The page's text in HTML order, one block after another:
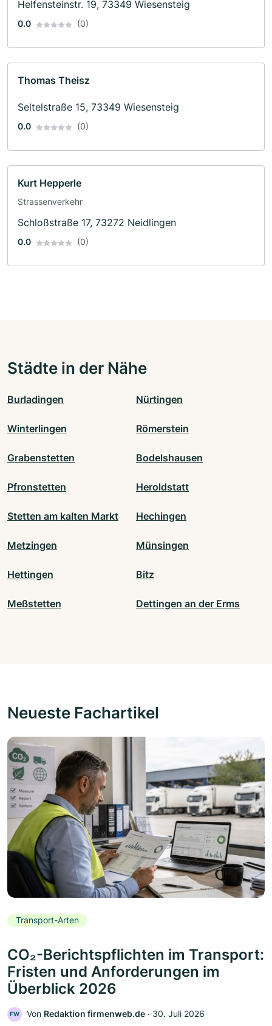
Helfensteinstr. 19, 73349 Wiesensteig
0.0 (0)
Thomas Theisz
Seltelstraße 15, 73349 Wiesensteig
0.0 (0)
Kurt Hepperle
Strassenverkehr
Schloßstraße 17, 73272 Neidlingen
0.0 (0)
Städte in der Nähe
Burladingen Nürtingen
Winterlingen Römerstein
Grabenstetten Bodelshausen
Pfronstetten Heroldstatt
Stetten am kalten Markt Hechingen
Metzingen Münsingen
Hettingen Bitz
Meßstetten Dettingen an der Erms
Neueste Fachartikel
Transport-Arten
CO₂-Berichtspflichten im Transport:
Fristen und Anforderungen im
Überblick 2026
FW Von Redaktion firmenweb.de ‧ 30. Juli 2026